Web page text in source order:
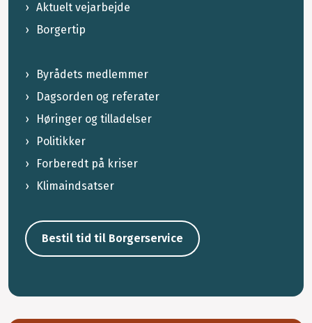
Aktuelt vejarbejde
Borgertip
Byrådets medlemmer
Dagsorden og referater
Høringer og tilladelser
Politikker
Forberedt på kriser
Klimaindsatser
Bestil tid til Borgerservice